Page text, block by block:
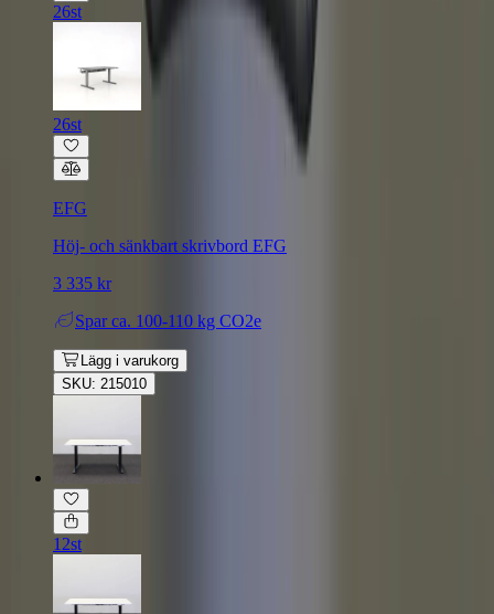
26st
26st
EFG
Höj- och sänkbart skrivbord EFG
3 335 kr
Spar ca. 100-110 kg CO2e
Lägg i varukorg
SKU: 215010
12st